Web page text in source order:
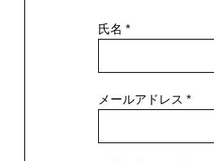
氏名
メールアドレス